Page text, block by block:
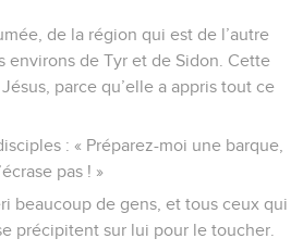
de la région qui est de l’autre
environs de Tyr et de Sidon. Cette
parce qu’elle a appris tout ce
: « Préparez-moi une barque,
pas ! »
beaucoup de gens, et tous ceux qui
précipitent sur lui pour le toucher.